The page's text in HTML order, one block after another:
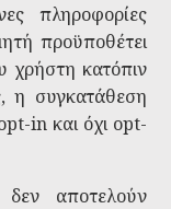
πληροφορίες
προϋποθέτει
χρήστη κατόπιν
η συγκατάθεση
in και όχι opt-
αποτελούν